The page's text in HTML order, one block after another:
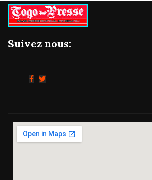
Suivez nous: